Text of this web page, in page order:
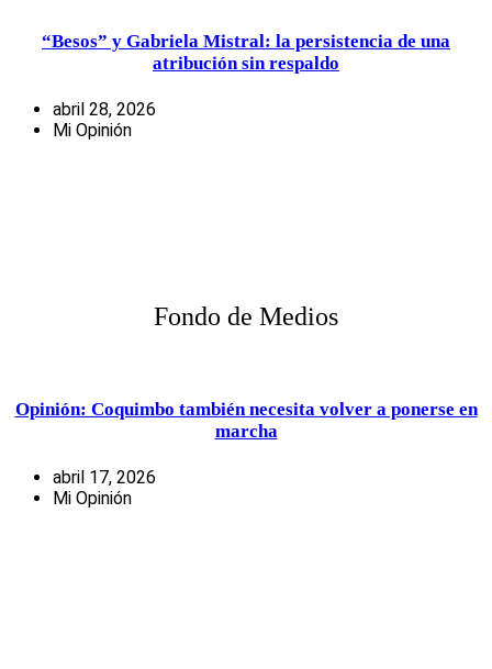
“Besos” y Gabriela Mistral: la persistencia de una
atribución sin respaldo
abril 28, 2026
Mi Opinión
Fondo de Medios
Opinión: Coquimbo también necesita volver a ponerse en
marcha
abril 17, 2026
Mi Opinión